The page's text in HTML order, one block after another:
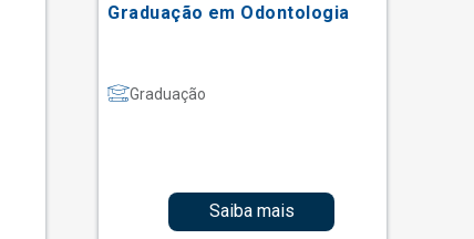
Graduação em Odontologia
Graduação
Saiba mais